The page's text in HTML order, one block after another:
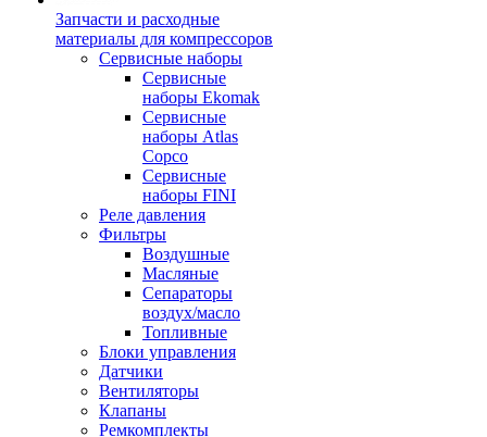
Запчасти и расходные
материалы для компрессоров
Cервисные наборы
Сервисные
наборы Ekomak
Cервисные
наборы Atlas
Copco
Сервисные
наборы FINI
Реле давления
Фильтры
Воздушные
Масляные
Сепараторы
воздух/масло
Топливные
Блоки управления
Датчики
Вентиляторы
Клапаны
Ремкомплекты